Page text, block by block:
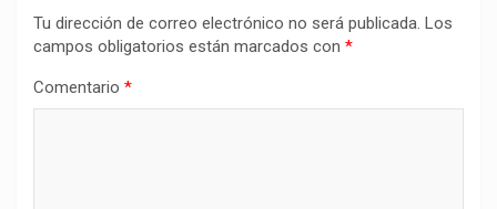
Tu dirección de correo electrónico no será publicada. Los
campos obligatorios están marcados con *
Comentario *